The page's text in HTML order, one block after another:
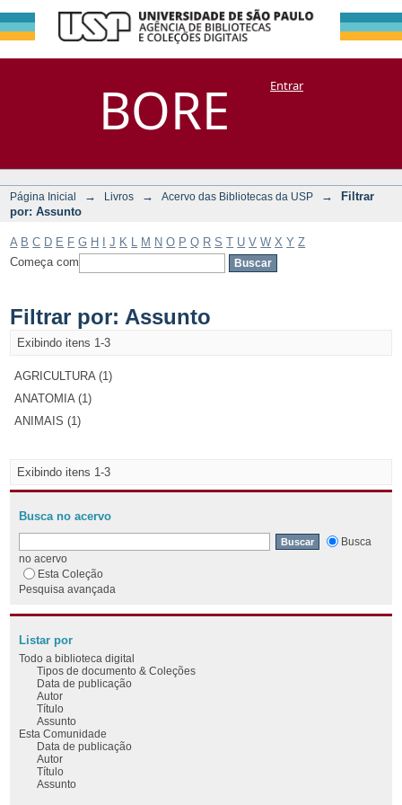
BORE
Filtrar por:
Assunto
DSpace/Manakin + CoriscoEntrar
Página Inicial → Livros → Acervo das Bibliotecas da USP →
Filtrar
por: Assunto
A B C D E F G H J K M N O P Q R S T U V W X Y Z
Começa com
Filtrar por: Assunto
Exibindo itens 1-3
AGRICULTURA (1)
ANATOMIA (1)
ANIMAIS (1)
Exibindo itens 1-3
Busca no acervo
Busca
no acervo
Esta Coleção
Pesquisa avançada
Listar por
Todo a biblioteca digital
Tipos de documento & Coleções
Data de publicação
Autor
Título
Assunto
Esta Comunidade
Data de publicação
Autor
Título
Assunto